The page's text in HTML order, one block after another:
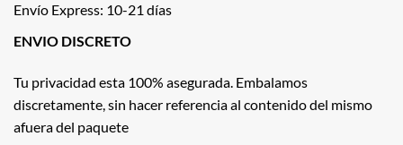
Envío Express: 10-21 días
ENVIO DISCRETO
Tu privacidad esta 100% asegurada. Embalamos
discretamente, sin hacer referencia al contenido del mismo
afuera del paquete